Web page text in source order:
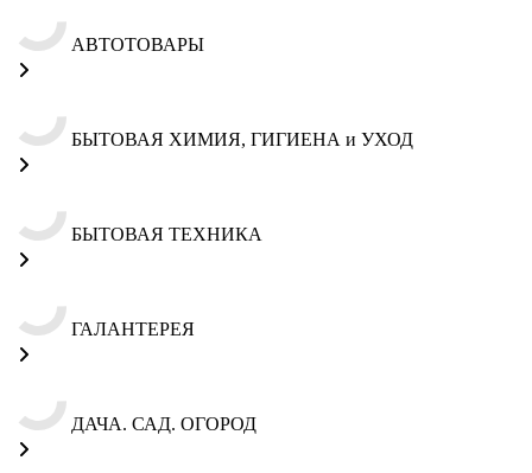
АВТОТОВАРЫ
БЫТОВАЯ ХИМИЯ, ГИГИЕНА и УХОД
БЫТОВАЯ ТЕХНИКА
ГАЛАНТЕРЕЯ
ДАЧА. САД. ОГОРОД